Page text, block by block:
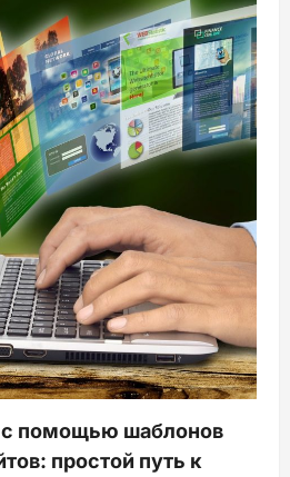
с помощью шаблонов
простой путь к